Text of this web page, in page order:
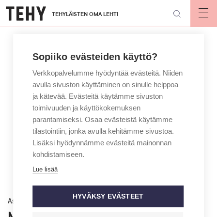
Hyppää
pääsisältöön
TEHYLÄISTEN OMA LEHTI
Asiantuntija vastaa
Sopiiko evästeiden käyttö?
Verkkopalvelumme hyödyntää evästeitä. Niiden
avulla sivuston käyttäminen on sinulle helppoa
ja kätevää. Evästeitä käytämme sivuston
toimivuuden ja käyttökokemuksen
parantamiseksi. Osaa evästeistä käytämme
tilastointiin, jonka avulla kehitämme sivustoa.
Lisäksi hyödynnämme evästeitä mainonnan
kohdistamiseen.
Lue lisää
HYVÄKSY EVÄSTEET